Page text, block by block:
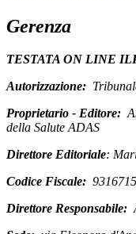
Gerenza
TESTATA ON LINE
Autorizzazione:
Proprietario - Editore:
della Salute ADAS
Direttore Editoriale:
Codice Fiscale:
Direttore Responsabile: